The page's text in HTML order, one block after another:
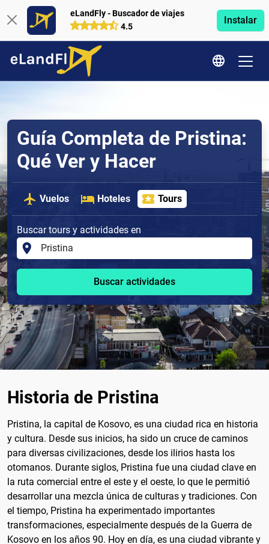
eLandFly - Buscador de viajes
4.5
Instalar
Guía Completa de Pristina:
Qué Ver y Hacer
Vuelos Hoteles Tours
Buscar tours y actividades en
Buscar actividades
Historia de Pristina
Pristina, la capital de Kosovo, es una ciudad rica en historia
y cultura. Desde sus inicios, ha sido un cruce de caminos
para diversas civilizaciones, desde los ilirios hasta los
otomanos. Durante siglos, Pristina fue una ciudad clave en
la ruta comercial entre el este y el oeste, lo que le permitió
desarrollar una mezcla única de culturas y tradiciones. Con
el tiempo, Pristina ha experimentado importantes
transformaciones, especialmente después de la Guerra de
Kosovo en los años 90. Hoy en día, es una ciudad vibrante y